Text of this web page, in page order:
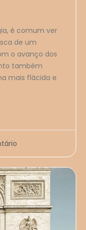
é comum ver
de um
o avanço dos
também
mais flácida e